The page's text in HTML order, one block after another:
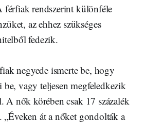
férfiak rendszerint különféle
az ehhez szükséges
fedezik.
negyede ismerte be, hogy
be, vagy teljesen megfeledkezik
A nők körében csak 17 százalék
„Éveken át a nőket gondolták a